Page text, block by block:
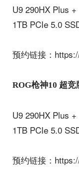
U9 290HX Plus
1TB PCIe 5.0
预约链接：
ROG枪神10 超竞
U9 290HX Plus
1TB PCIe 5.0
预约链接：